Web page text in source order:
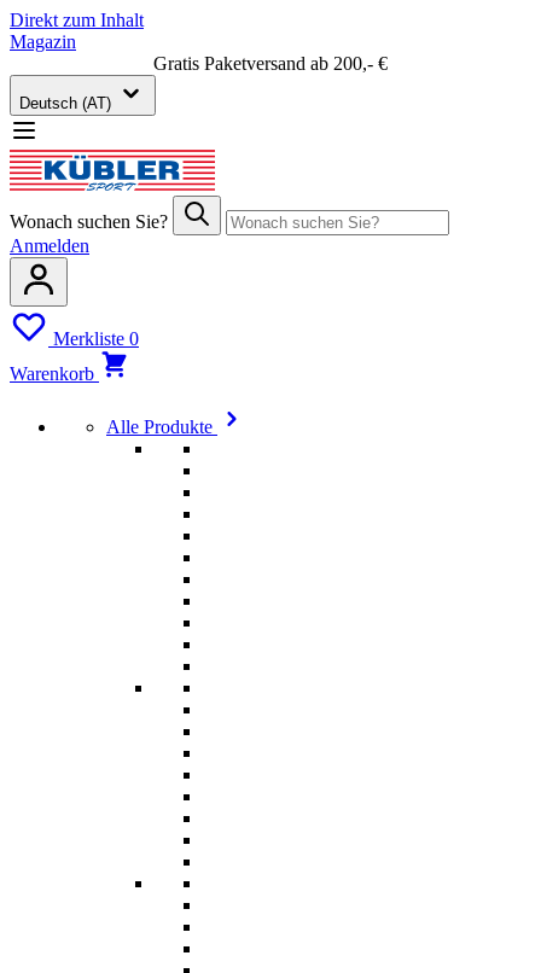
Direkt zum Inhalt
Magazin
Gratis Paketversand ab 200,- €
Deutsch (AT)
Wonach suchen Sie?
Anmelden
Merkliste 0
Warenkorb
Alle Produkte